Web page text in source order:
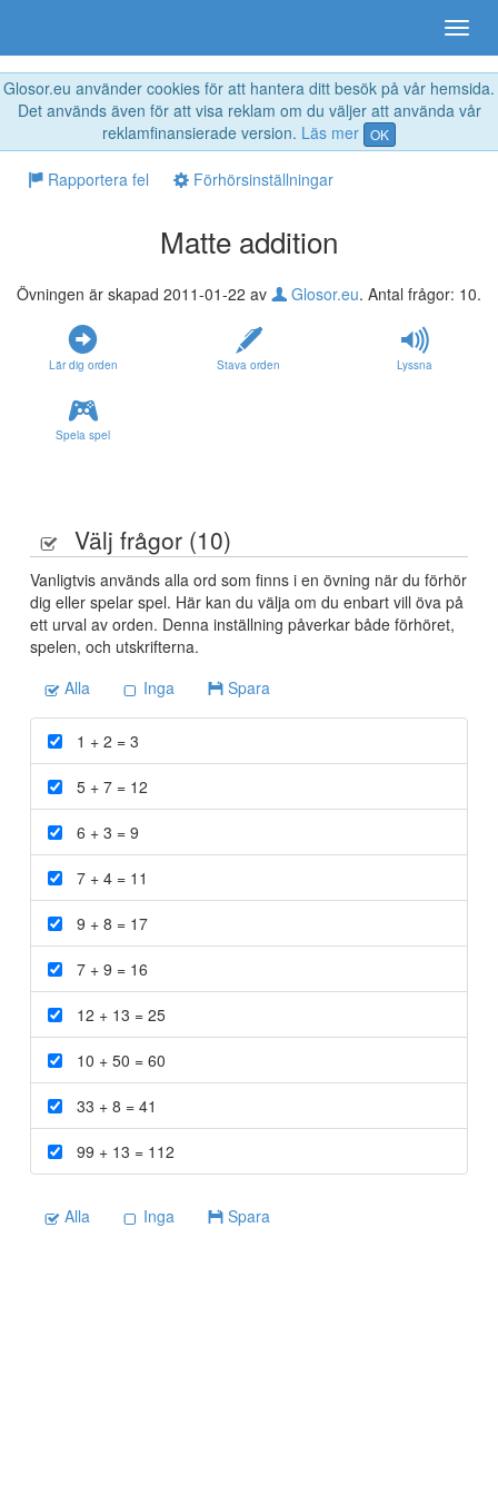
Glosor.eu använder cookies för att hantera ditt besök på vår hemsida.
Det används även för att visa reklam om du väljer att använda vår
reklamfinansierade version. Läs mer OK
Rapportera fel Förhörsinställningar
Matte addition
Övningen är skapad 2011-01-22 av Glosor.eu. Antal frågor: 10.
Lär dig orden Stava orden Lyssna
Spela spel
Välj frågor (10)
Vanligtvis används alla ord som finns i en övning när du förhör
dig eller spelar spel. Här kan du välja om du enbart vill öva på
ett urval av orden. Denna inställning påverkar både förhöret,
spelen, och utskrifterna.
Alla
Inga Spara
1 + 2 = 3
5 + 7 = 12
6 + 3 = 9
7 + 4 = 11
9 + 8 = 17
7 + 9 = 16
12 + 13 = 25
10 + 50 = 60
33 + 8 = 41
99 + 13 = 112
Alla Inga Spara